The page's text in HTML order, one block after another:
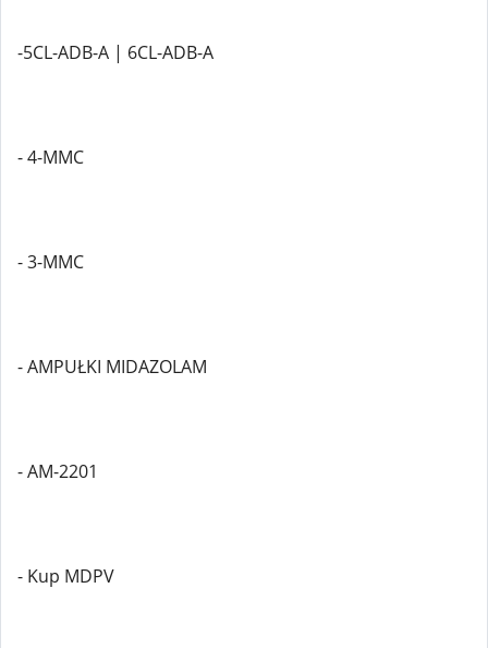
-5CL-ADB-A | 6CL-ADB-A
- 4-MMC
- 3-MMC
- AMPUŁKI MIDAZOLAM
- AM-2201
- Kup MDPV